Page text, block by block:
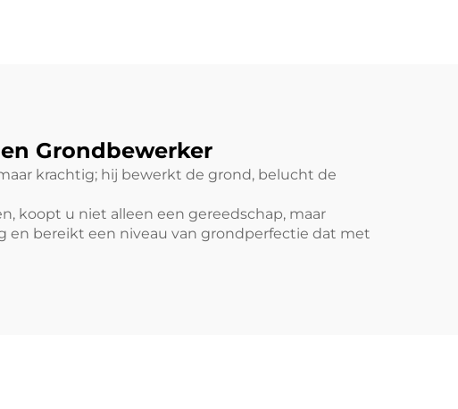
Grondbewerker
krachtig; hij bewerkt de grond, belucht de
koopt u niet alleen een gereedschap, maar
en bereikt een niveau van grondperfectie dat met